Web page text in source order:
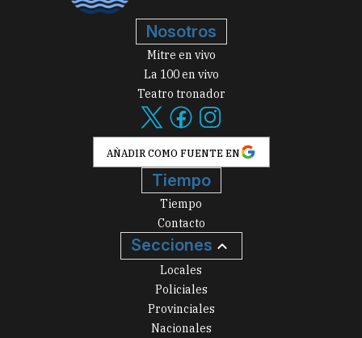
Nosotros
Mitre en vivo
La 100 en vivo
Teatro tronador
AÑADIR COMO FUENTE EN
Tiempo
Tiempo
Contacto
Secciones
Locales
Policiales
Provinciales
Nacionales